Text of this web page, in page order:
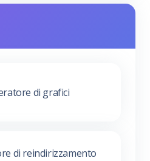
di grafici
di reindirizzamento